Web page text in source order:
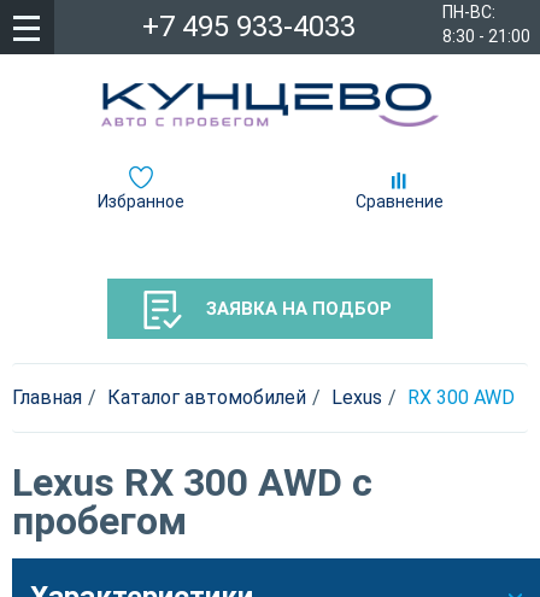
ПН-ВС:
8:30 - 21:00
+7 495 933-4033
Избранное Сравнение
ЗАЯВКА НА ПОДБОР
Главная Каталог автомобилей Lexus RX 300 AWD
Lexus RX 300 AWD с
пробегом